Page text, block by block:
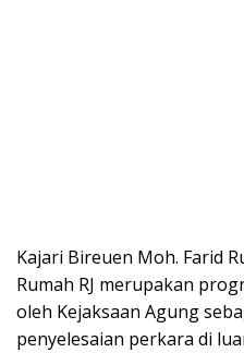
Kajari Bireuen Moh. Farid
Rumah RJ merupakan
oleh Kejaksaan Agung
penyelesaian perkara di